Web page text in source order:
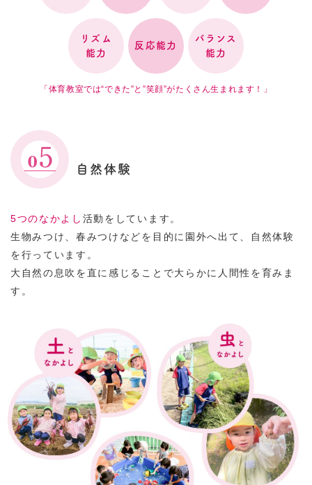
リズム
能力
反応能力
バランス
能力
「体育教室では“できた”と”笑顔”がたくさん生まれます！」
自然体験
5つのなかよし 活動をしています。
生物みつけ、春みつけなどを目的に園外へ出て、
自然体験
を行っています。
大自然の息吹を直に感じることで大らかに人間性を育みま
す。